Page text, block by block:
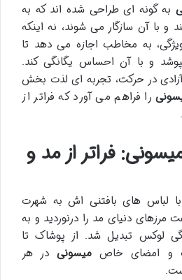
به گونه ای طراحی شده اند که به
و با آن سازگار می شوند، نه اینکه
به مخاطب اجازه می دهد تا
و با آن احساس یگانگی کند.
در حرکت، تجربه ای لذت بخش
را فراهم می آورد که فراتر از
فراتر از مد و
لباس های بافتنی اش به شهرت
مرزهای دنیای مد را درنوردید و به
لوکس تبدیل شد. از پوشاک تا
و امضای خاص میسونیدر هر